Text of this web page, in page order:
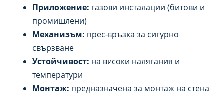
Приложение: газови инсталации (битови и
промишлени)
Механизъм: прес-връзка за сигурно
свързване
Устойчивост: на високи налягания и
температури
Монтаж: предназначена за монтаж на стена